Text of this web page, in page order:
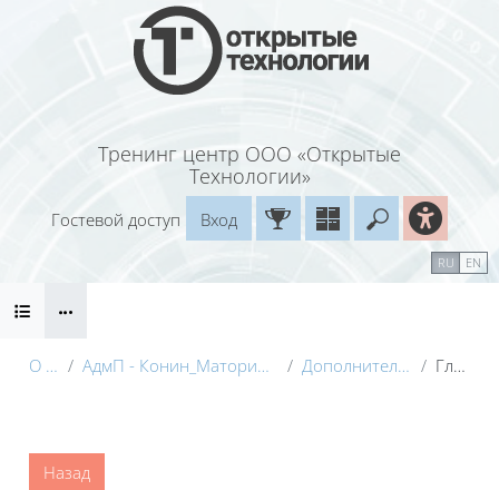
Перейти к основному содержанию
Тренинг центр ООО «Открытые
Технологии»
Введите
Гостевой доступ
Вход
RU EN
Блоки
О курсе АдмП - Конин_Маторина (Электронный курс)_Демо Дополнительные материалы Глоссарий
Назад